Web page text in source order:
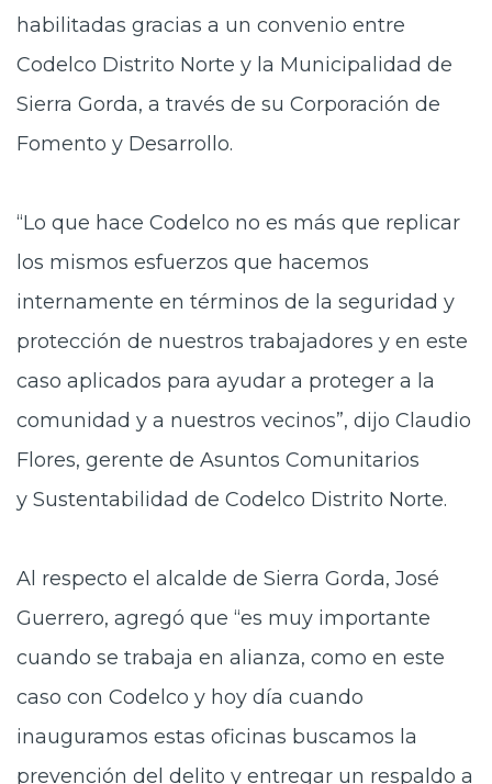
habilitadas gracias a un convenio entre
Codelco Distrito Norte y la Municipalidad de
Sierra Gorda, a través de su Corporación de
Fomento y Desarrollo.
“Lo que hace Codelco no es más que replicar
los mismos esfuerzos que hacemos
internamente en términos de la seguridad y
protección de nuestros trabajadores y en este
caso aplicados para ayudar a proteger a la
comunidad y a nuestros vecinos”, dijo Claudio
Flores, gerente de Asuntos Comunitarios
y Sustentabilidad de Codelco Distrito Norte.
Al respecto el alcalde de Sierra Gorda, José
Guerrero, agregó que “es muy importante
cuando se trabaja en alianza, como en este
caso con Codelco y hoy día cuando
inauguramos estas oficinas buscamos la
prevención del delito y entregar un respaldo a